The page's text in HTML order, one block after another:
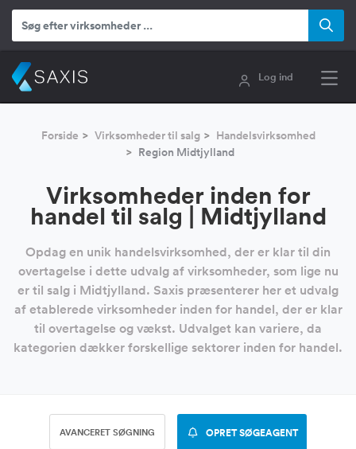
Log ind
Forside Virksomheder til salg
Handelsvirksomhed
Region Midtjylland
Virksomheder inden for
handel til salg | Midtjylland
Opdag en unik handelsvirksomhed, der er klar til din
overtagelse i dette udvalg af virksomheder, som lige nu
er til salg i Midtjylland. Saxis præsenterer her et udvalg
af etablerede virksomheder inden for handel, der er klar
til overtagelse og vækst. Udvalget kan variere, da
kategorien dækker forskellige sektorer inden for handel.
AVANCERET SØGNING OPRET SØGEAGENT